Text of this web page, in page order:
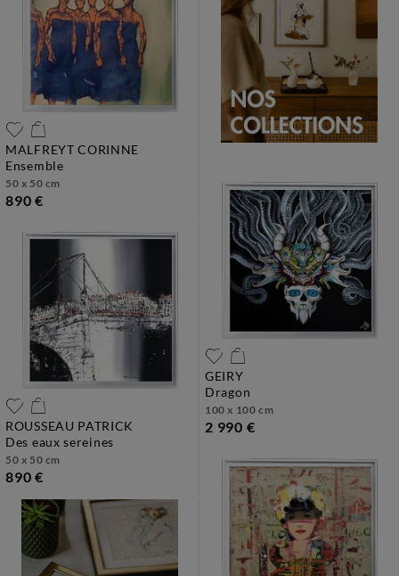
MALFREYT CORINNE
ensemble
50 x 50 cm
890 €
GEIRY
dragon
100 x 100 cm
2 990 €
ROUSSEAU PATRICK
des eaux sereines
50 x 50 cm
890 €